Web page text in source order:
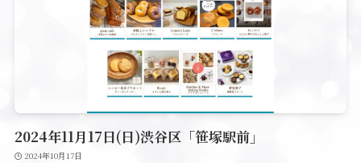
2024年11月17日(日)渋谷区「笹塚駅前」
2024年10月17日